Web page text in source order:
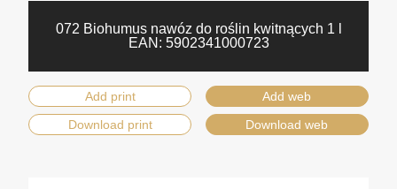
072 Biohumus nawóz do roślin kwitnących 1 l
EAN: 5902341000723
Add print
Add web
Download print
Download web